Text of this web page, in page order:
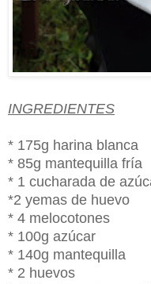
INGREDIENTES
* 175g harina blanca
* 85g mantequilla fría
* 1 cucharada de
*2 yemas de huevo
* 4 melocotones
* 100g azúcar
* 140g mantequilla
* 2 huevos